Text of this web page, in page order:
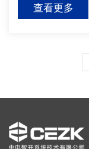
查看更多